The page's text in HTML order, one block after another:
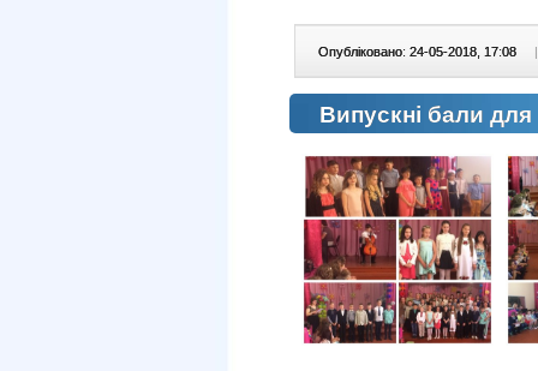
Опубліковано: 24-05-2018, 17:08 |
Випускні бали